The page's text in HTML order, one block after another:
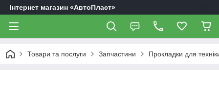
Інтернет магазин «АвтоПласт»
Товари та послуги Запчастини Прокладки для